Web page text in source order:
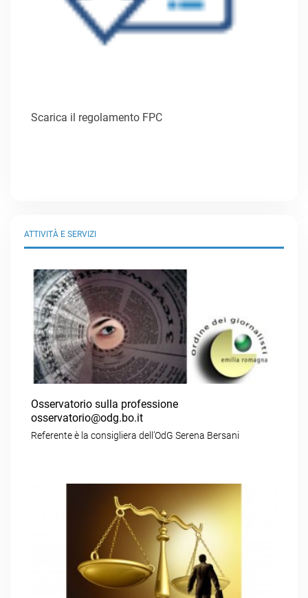
Scarica il regolamento FPC
ATTIVITÀ E SERVIZI
Osservatorio sulla professione
osservatorio@odg.bo.it
Referente è la consigliera dell’OdG Serena Bersani